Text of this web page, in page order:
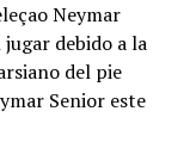
Neymar
debido a la
del pie
Senior este